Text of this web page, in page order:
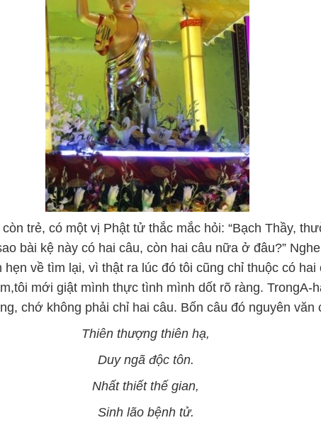
trẻ, có một vị Phật tử thắc mắc hỏi: “Bạch Thầy,
bài kệ này có hai câu, còn hai câu nữa ở đâu?”
hẹn về tìm lại, vì thật ra lúc đó tôi cũng chỉ thuộc có hai
mới giật mình thực tình mình dốt rõ ràng. TrongA-
chớ không phải chỉ hai câu. Bốn câu đó nguyên văn
Thiên thượng thiên hạ,
Duy ngã độc tôn.
Nhất thiết thế gian,
Sinh lão bệnh tử.